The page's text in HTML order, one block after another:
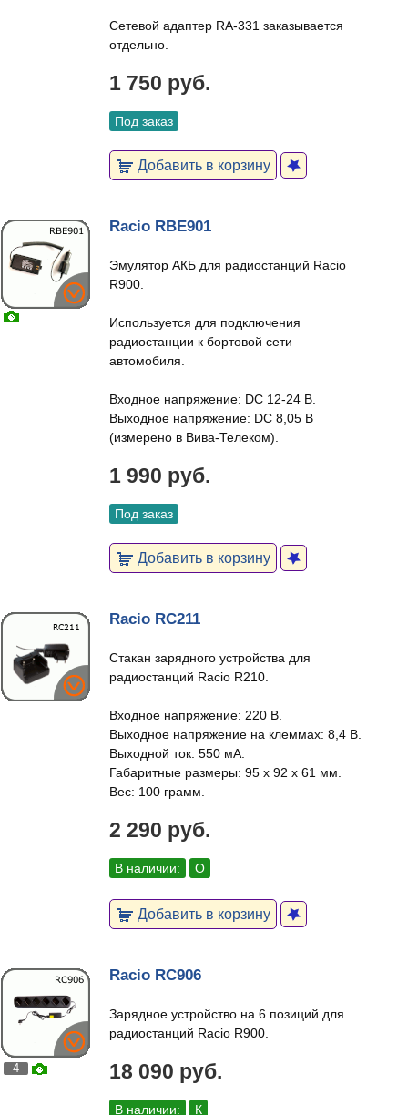
Сетевой адаптер RA-331 заказывается
отдельно.
1 750 руб.
Под заказ
Добавить в корзину
Racio RBE901
Эмулятор АКБ для радиостанций Racio
R900.
Используется для подключения
радиостанции к бортовой сети
автомобиля.
Входное напряжение: DC 12-24 В.
Выходное напряжение: DC 8,05 В
(измерено в Вива-Телеком).
1 990 руб.
Под заказ
Добавить в корзину
Racio RC211
Стакан зарядного устройства для
радиостанций Racio R210.
Входное напряжение: 220 В.
Выходное напряжение на клеммах: 8,4 В.
Выходной ток: 550 мА.
Габаритные размеры: 95 х 92 х 61 мм.
Вес: 100 грамм.
2 290 руб.
В наличии: О
Добавить в корзину
4
Racio RC906
Зарядное устройство на 6 позиций для
радиостанций Racio R900.
18 090 руб.
В наличии: К